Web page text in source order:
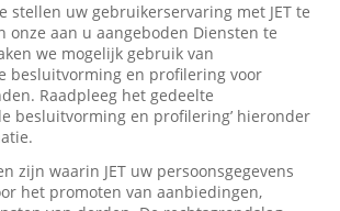
stellen uw gebruikerservaring met JET te
onze aan u aangeboden Diensten te
we mogelijk gebruik van
besluitvorming en profilering voor
Raadpleeg het gedeelte
besluitvorming en profilering’ hieronder
zijn waarin JET uw persoonsgegevens
het promoten van aanbiedingen,